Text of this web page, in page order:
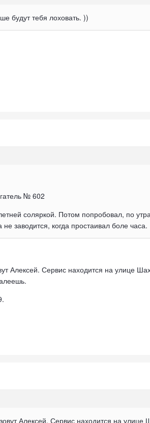
будут тебя лоховать. ))
№ 602
соляркой. Потом попробовал, по
заводится, когда простаивал боле часа.
Алексей. Сервис находится на улице
Алексей. Сервис находится на улице